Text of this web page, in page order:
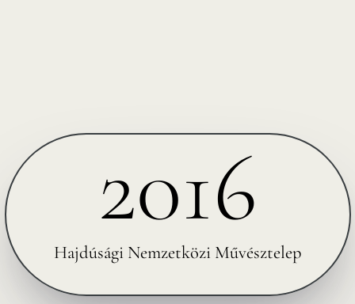
2016
Hajdúsági Nemzetközi Művésztelep